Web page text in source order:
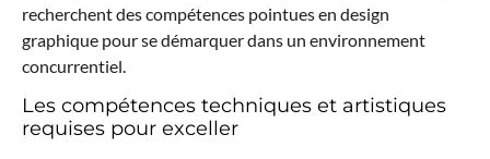
recherchent des compétences pointues en design
graphique pour se démarquer dans un environnement
concurrentiel.
Les compétences techniques et artistiques
requises pour exceller